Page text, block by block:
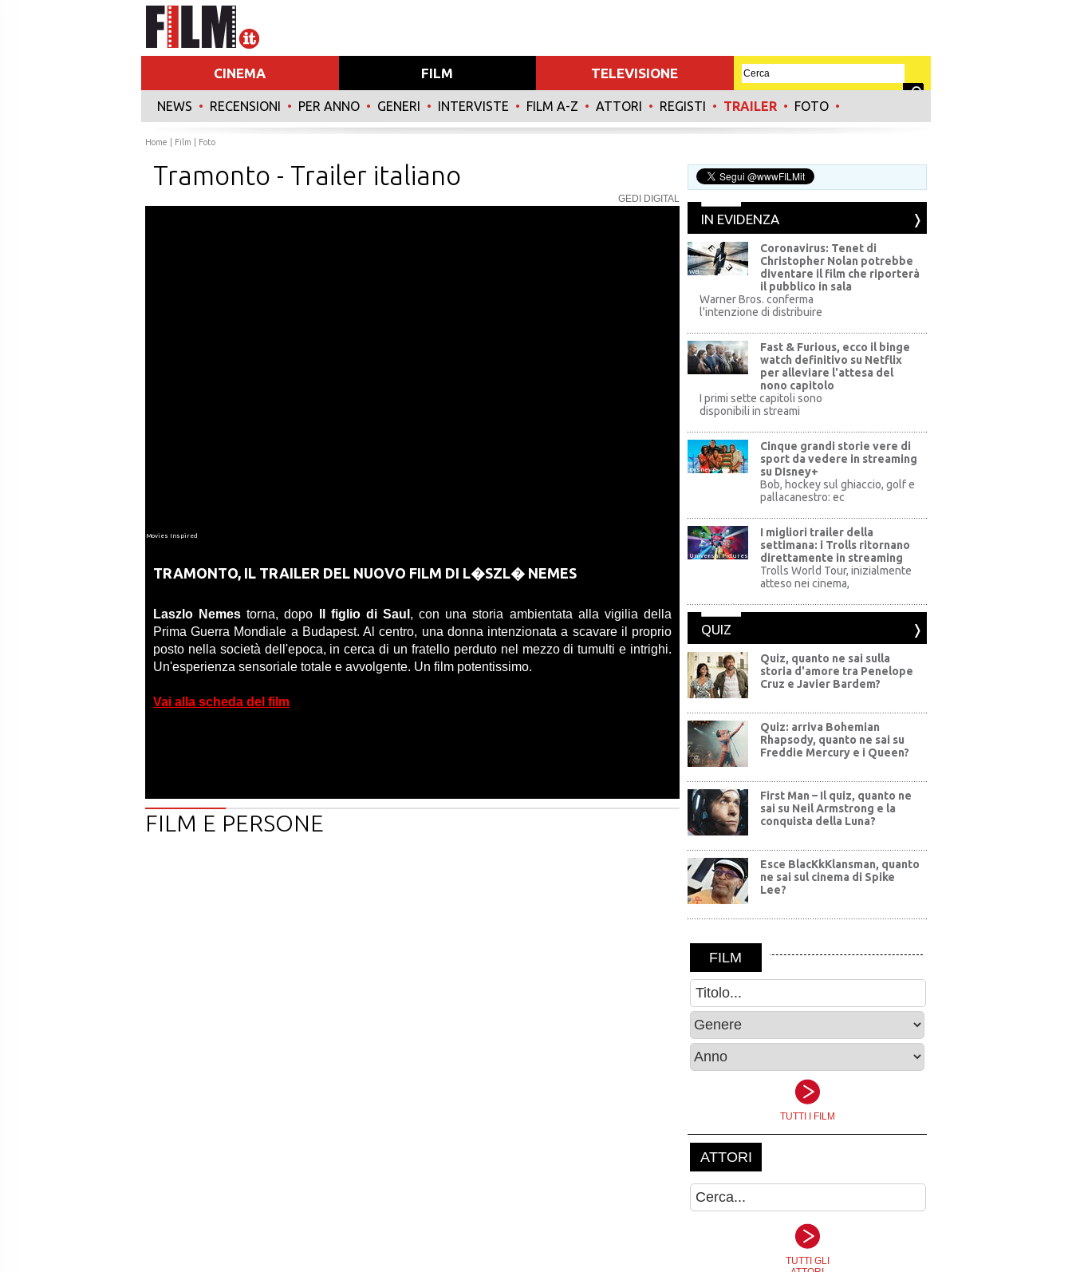
CINEMA FILM TELEVISIONE
NEWS • RECENSIONI • PER ANNO • GENERI • INTERVISTE • FILM A-Z • ATTORI • REGISTI • TRAILER • FOTO •
Home Film Foto
Tramonto - Trailer italiano
GEDI DIGITAL
Movies Inspired
TRAMONTO, IL TRAILER DEL NUOVO FILM DI L�SZL� NEMES
Laszlo Nemestorna, dopo Il figlio di Saul , con una storia ambientata alla vigilia della
Prima Guerra Mondiale a Budapest. Al centro, una donna intenzionata a scavare il proprio
posto nella società dell'epoca, in cerca di un fratello perduto nel mezzo di tumulti e intrighi.
Un'esperienza sensoriale totale e avvolgente. Un film potentissimo.
Vai alla scheda del film
FILM E PERSONE
IN EVIDENZA
WB
Coronavirus: Tenet di
Christopher Nolan potrebbe
diventare il film che riporterà
il pubblico in sala
Warner Bros. conferma
l'intenzione di distribuire
Fast & Furious, ecco il binge
watch definitivo su Netflix
per alleviare l'attesa del
nono capitolo
I primi sette capitoli sono
disponibili in streami
Disney+
Cinque grandi storie vere di
sport da vedere in streaming
su DIsney+
Bob, hockey sul ghiaccio, golf e
pallacanestro: ec
Universal Pictures
I migliori trailer della
settimana: i Trolls ritornano
direttamente in streaming
Trolls World Tour, inizialmente
atteso nei cinema,
QUIZ
Quiz, quanto ne sai sulla
storia d'amore tra Penelope
Cruz e Javier Bardem?
Quiz: arriva Bohemian
Rhapsody, quanto ne sai su
Freddie Mercury e i Queen?
First Man – Il quiz, quanto ne
sai su Neil Armstrong e la
conquista della Luna?
Esce BlacKkKlansman, quanto
ne sai sul cinema di Spike
Lee?